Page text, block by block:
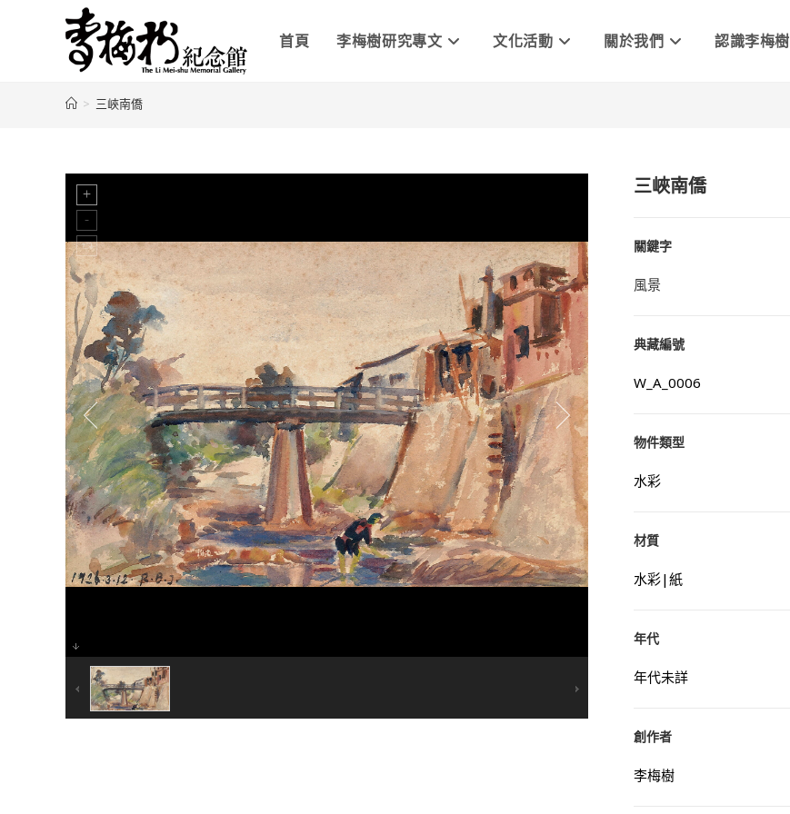
首頁 李梅樹研究專文 文化活動 關於我們 認識李梅樹
> 三峽南僑
三峽南僑
關鍵字
風景
典藏編號
W_A_0006
物件類型
水彩
材質
水彩|紙
年代
年代未詳
創作者
李梅樹